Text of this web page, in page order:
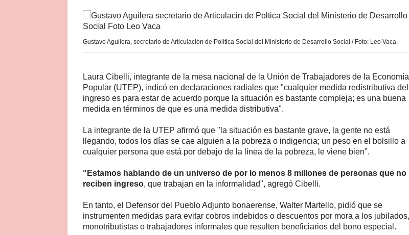
Gustavo Aguilera, secretario de Articulación de Política Social del Ministerio de Desarrollo Social / Foto: Leo Vaca.
Laura Cibelli, integrante de la mesa nacional de la Unión de Trabajadores de la Economía
Popular (UTEP), indicó en declaraciones radiales que "cualquier medida redistributiva del
ingreso es para estar de acuerdo porque la situación es bastante compleja; es una buena
medida en términos de que es una medida distributiva".
La integrante de la UTEP afirmó que "la situación es bastante grave, la gente no está
llegando, todos los días se cae alguien a la pobreza o indigencia; un peso en el bolsillo a
cualquier persona que está por debajo de la línea de la pobreza, le viene bien".
"Estamos hablando de un universo de por lo menos 8 millones de personas que no
reciben ingreso, que trabajan en la informalidad", agregó Cibelli.
En tanto, el Defensor del Pueblo Adjunto bonaerense, Walter Martello, pidió que se
instrumenten medidas para evitar cobros indebidos o descuentos por mora a los jubilados,
monotributistas o trabajadores informales que resulten beneficiarios del bono especial.